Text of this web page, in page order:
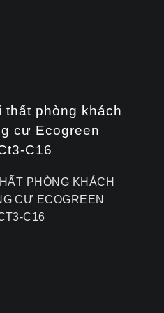
PHÒNG KHÁCH
CƯ ECOGREEN
C16